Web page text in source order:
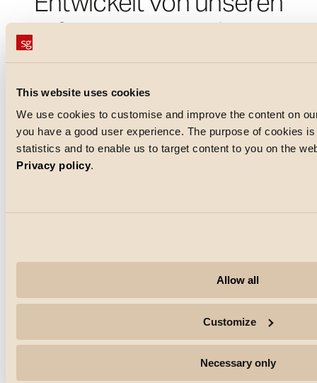
This website uses cookies
We use cookies to customise and improve the content on
you have a good user experience. The purpose of cookies
statistics and to enable us to target content to you on the
Privacy policy.
Allow all
Customize
Necessary only
erfahrenen Ingenieuren
und Industriedesignern
Qualitätsbeleuchtung und zugehöriger
Ausrüstung für Wohn- und Geschäftsgebäude
spezialisiert. Unsere Kunden sind Groß- und